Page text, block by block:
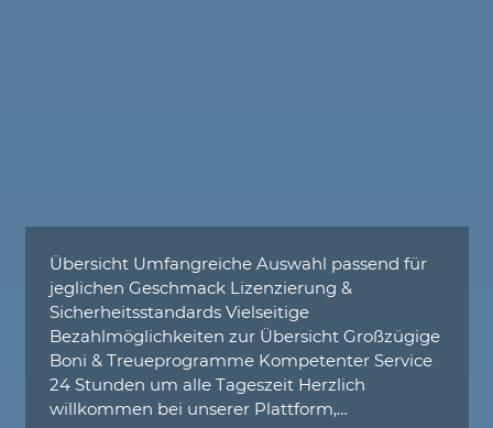
Übersicht Umfangreiche Auswahl passend für
jeglichen Geschmack Lizenzierung &
Sicherheitsstandards Vielseitige
Bezahlmöglichkeiten zur Übersicht Großzügige
Boni & Treueprogramme Kompetenter Service
24 Stunden um alle Tageszeit Herzlich
willkommen bei unserer Plattform,…